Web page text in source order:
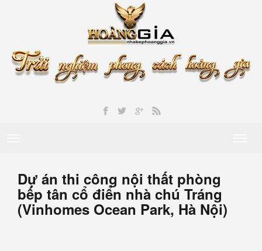
Dự án thi công nội thất phòng
bếp tân cổ điển nhà chú Tráng
(Vinhomes Ocean Park, Hà Nội)